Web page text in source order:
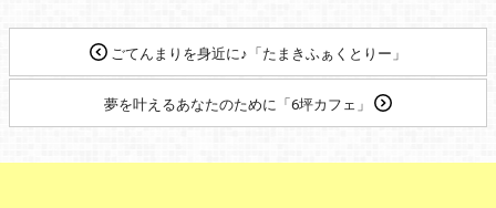
ごてんまりを身近に♪「たまきふぁくとりー」
夢を叶えるあなたのために「6坪カフェ」